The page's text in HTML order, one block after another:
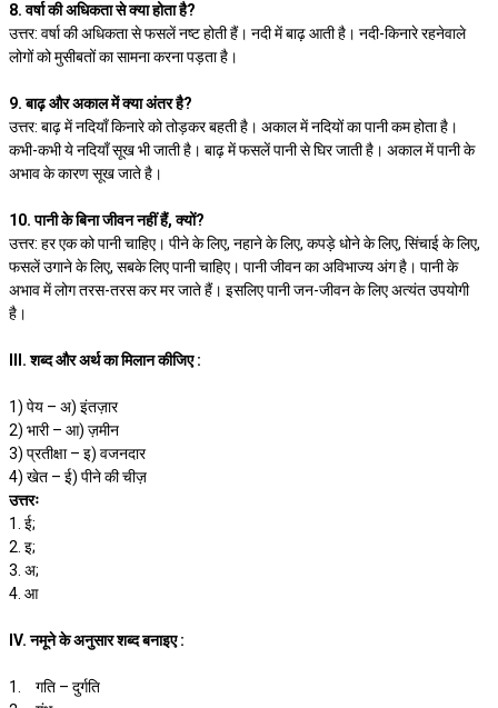
8. वर्षा की अधिकता से क्या होता है?
उत्तर: वर्षा की अधिकता से फसलें नष्ट होती हैं। नदी में बाढ़ आती है। नदी-किनारे रहनेवाले
लोगों को मुसीबतों का सामना करना पड़ता है।
9. बाढ़ और अकाल में क्या अंतर है?
उत्तर: बाढ़ में नदियाँ किनारे को तोड़कर बहती है। अकाल में नदियों का पानी कम होता है।
कभी-कभी ये नदियाँ सूख भी जाती है। बाढ़ में फसलें पानी से घिर जाती है। अकाल में पानी के
अभाव के कारण सूख जाते है।
10. पानी के बिना जीवन नहीं हैं, क्यों?
उत्तर: हर एक को पानी चाहिए। पीने के लिए, नहाने के लिए, कपड़े धोने के लिए, सिंचाई के लिए,
फसलें उगाने के लिए, सबके लिए पानी चाहिए। पानी जीवन का अविभाज्य अंग है। पानी के
अभाव में लोग तरस-तरस कर मर जाते हैं। इसलिए पानी जन-जीवन के लिए अत्यंत उपयोगी
है।
III. शब्द और अर्थ का मिलान कीजिए :
1) पेय – अ) इंतज़ार
2) भारी – आ) ज़मीन
3) प्रतीक्षा – इ) वजनदार
4) खेत – ई) पीने की चीज़
उत्तरः
1. ई;
2. इ;
3. अ;
4. आ
IV. नमूने के अनुसार शब्द बनाइए :
1.
गति – दुर्गति